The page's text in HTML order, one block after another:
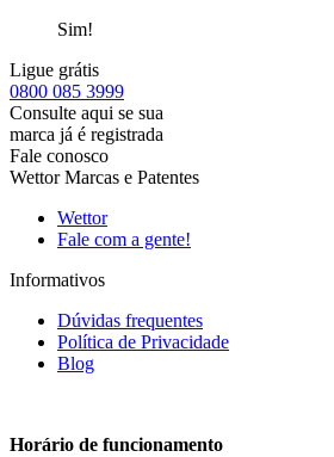
Sim!
Ligue grátis
0800 085 3999
Consulte aqui se sua
marca já é registrada
Fale conosco
Wettor Marcas e Patentes
Wettor
Fale com a gente!
Informativos
Dúvidas frequentes
Política de Privacidade
Blog
Horário de funcionamento